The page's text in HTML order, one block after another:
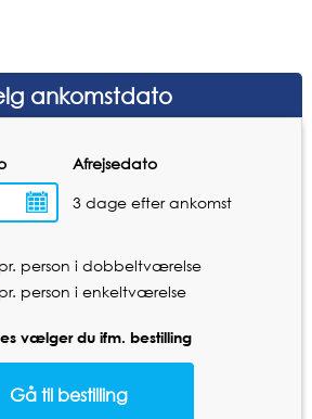
Pris pr. greenfee
ankomstdato
Afrejsedato
3 dage efter ankomst
pr. person i dobbeltværelse
pr. person i enkeltværelse
vælger du ifm. bestilling